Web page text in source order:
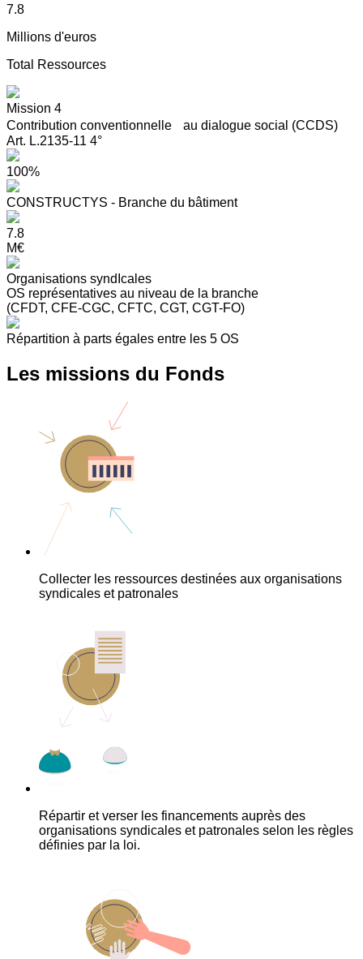
7.8
Millions d'euros
Total Ressources
Mission 4
Contribution conventionnelle au dialogue social (CCDS)
Art. L.2135-11 4°
100%
CONSTRUCTYS - Branche du bâtiment
7.8
M€
Organisations syndIcales
OS représentatives au niveau de la branche
(CFDT, CFE-CGC, CFTC, CGT, CGT-FO)
Répartition à parts égales entre les 5 OS
Les missions du Fonds
Collecter les ressources destinées aux organisations
syndicales et patronales
Répartir et verser les financements auprès des
organisations syndicales et patronales selon les règles
définies par la loi.